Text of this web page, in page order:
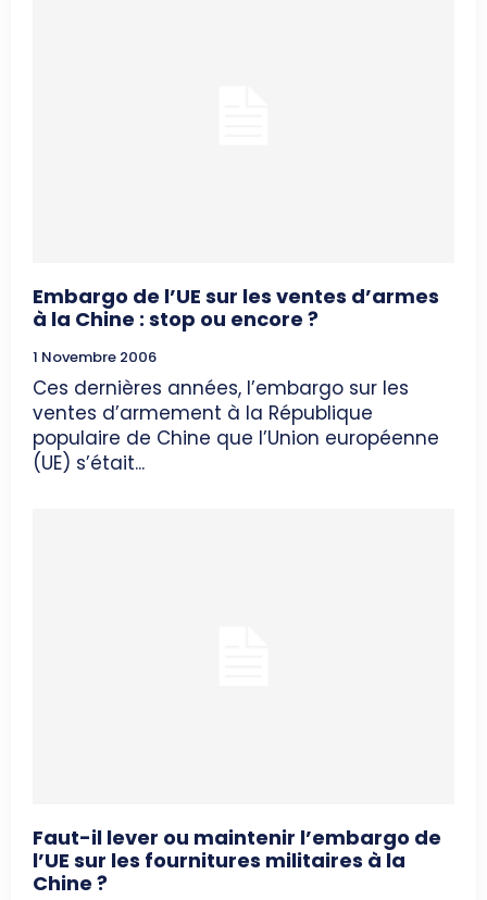
Embargo de l’UE sur les ventes d’armes
à la Chine : stop ou encore ?
1 Novembre 2006
Ces dernières années, l’embargo sur les
ventes d’armement à la République
populaire de Chine que l’Union européenne
(UE) s’était...
Faut-il lever ou maintenir l’embargo de
l’UE sur les fournitures militaires à la
Chine ?